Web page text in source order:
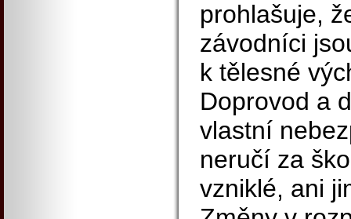
prohlašuje,
závodníci
k tělesné
Doprovod a
vlastní
neručí za
vzniklé, ani